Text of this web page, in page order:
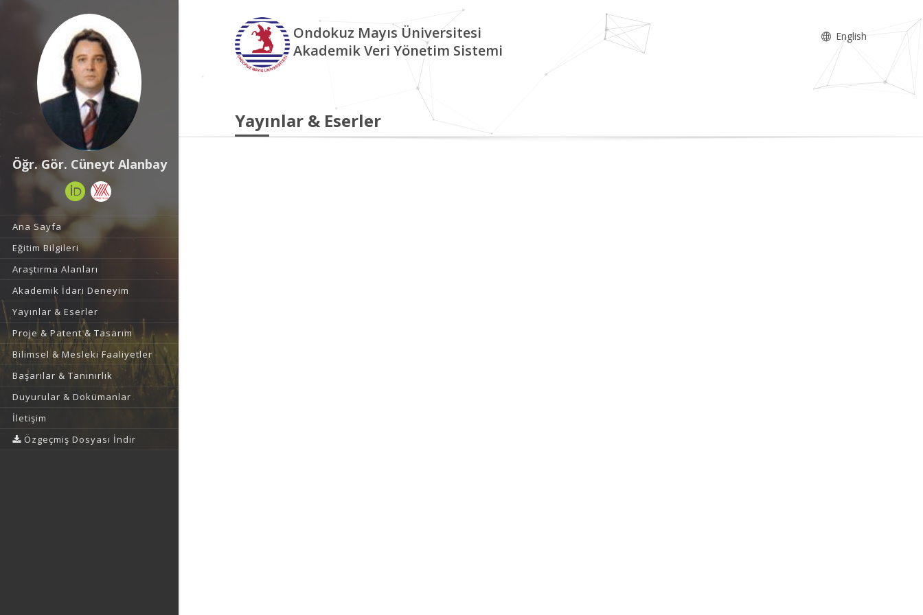
Öğr. Gör. Cüneyt Alanbay
Ana Sayfa
Eğitim Bilgileri
Araştırma Alanları
Akademik İdari Deneyim
Yayınlar & Eserler
Proje & Patent & Tasarım
Bilimsel & Mesleki Faaliyetler
Başarılar & Tanınırlık
Duyurular & Dokümanlar
İletişim
Özgeçmiş Dosyası İndir
Ondokuz Mayıs Üniversitesi
Akademik Veri Yönetim Sistemi
English
Yayınlar & Eserler